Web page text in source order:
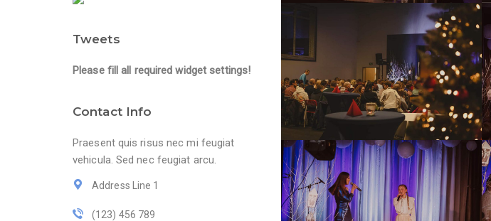
Tweets
Please fill all required widget settings!
Contact Info
Praesent quis risus nec mi feugiat
vehicula. Sed nec feugiat arcu.
Address Line 1
(123) 456 789